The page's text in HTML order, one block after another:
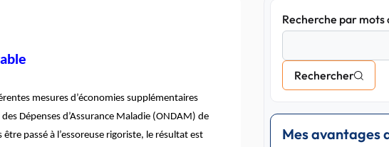
mesures d’économies supplémentaires
Dépenses d’Assurance Maladie (ONDAM) de
passé à l’essoreuse rigoriste, le résultat est
Recherche par mots
Rechercher
Mes avantages